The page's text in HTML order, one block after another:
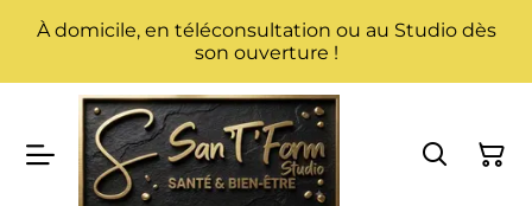
À domicile, en téléconsultation ou au Studio dès
son ouverture !